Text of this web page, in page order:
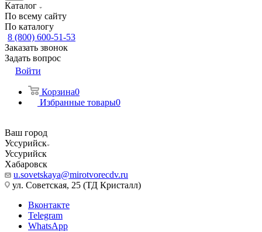
Каталог
По всему сайту
По каталогу
8 (800) 600-51-53
Заказать звонок
Задать вопрос
Войти
Корзина0
Избранные товары0
Ваш город
Уссурийск
Уссурийск
Хабаровск
u.sovetskaya@mirotvorecdv.ru
ул. Советская, 25 (ТД Кристалл)
Вконтакте
Telegram
WhatsApp